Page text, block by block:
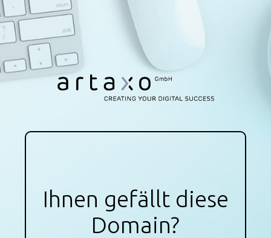
Ihnen gefällt diese
Domain?